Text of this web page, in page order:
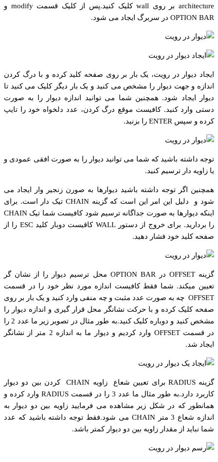
architecture بر روی wall کلیک کنید.پس از کلیک قسمت modify و
OPTION BAR در سربرگ ایجاد می شود.
ایجاد دیوار در رویت، یک بار بر روی صفحه کلید کرده و با درگ کردن
اندازه و جهت دیوار را مشخص می کنید و یک بار دیگر کلیک می کنید تا
دیوار ایجاد شود. همچنین شما می توانید اندازه دیوار را به صورت
دستی وارد کنید. کافیست موقع درگ کردن، عدد دلخواه خود را تایپ
کرده و سپس ENTER را بزنید.
توجه داشته باشید که شما می توانید دیوار را به صورت افقی عمودی و
یا زاویه دار ترسیم کنید.
همچنین اگر توجه داشته باشید دیوارها به صورن زنجیر وار ایجاد می
شود و دلیل این امر این است که گزینه CHAIN تیک دار است. برای
اینکه دیوارها به صورت جداگانه ترسیم شود کافیست شما تیک CHAIN
را بردارید. برای خروج از دستور WALL کاقیست دوبار کلید ESC را از
صفحه کلید خود فشار دهید.
گزینه OFFSET در OPTION BAR محل ترسیم دیوار را از نشان گر
تعیین میکند. شما فقط کافیست اندازه مورد نظر خود را در قسمت
OFFSET چه به صورت عدد مثبت و چه منفی وارد کنید و یک بار بر روی
صفحه کلیک کرده و با حرکت نشانگر محل قرار گیری و اندازه دیوار را
مشخص کنید و دوباره کلیک کنید.به طور مثال در تصویر زیر ما عدد 2 را
در قسمت OFFSET وارد کردیم و دیوار ما به اندازه 2 متر از نشانگر
ایجاد شد.
گزینه RADIUS برای تعیین شعاع زاویه CHAIN کردن بین دو دیوار
کاربرد دارد.به طور مثال ما عدد 3 را در قسمت RADIUS وارد کرده و
همانطور که در شکل زیر مشاهده می فرمایید زاویه بین دو دیوار به
اندازه شعاع 3 متر CHAIN می شود.فقط توجه داشته باشید که عدد
شما نباید از مقدار زاویه بین دو دیوار کمتر باشد.